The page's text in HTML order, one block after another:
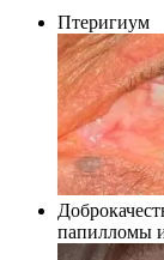
Птеригиум
папилломы